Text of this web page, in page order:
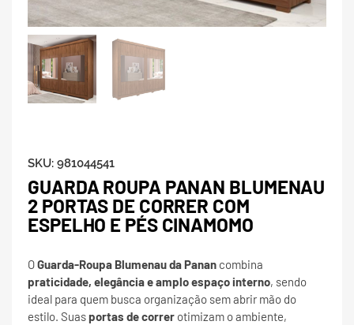
SKU: 981044541
GUARDA ROUPA PANAN BLUMENAU
2 PORTAS DE CORRER COM
ESPELHO E PÉS CINAMOMO
OGuarda-Roupa Blumenau da Panan combina
praticidade, elegância e amplo espaço interno, sendo
ideal para quem busca organização sem abrir mão do
estilo. Suasportas de correr otimizam o ambiente,